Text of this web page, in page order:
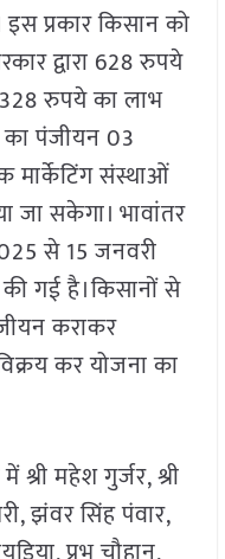
इस प्रकार किसान को
द्वारा 628 रुपये
रुपये का लाभ
का पंजीयन 03
संस्थाओं
जा सकेगा। भावांतर
से 15 जनवरी
की गई है।किसानों से
कराकर
कर योजना का
महेश गुर्जर, श्री
झंवर सिंह पंवार,